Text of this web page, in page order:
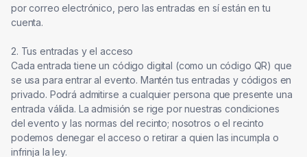
por correo electrónico, pero las entradas en sí están en tu
cuenta.
2. Tus entradas y el acceso
Cada entrada tiene un código digital (como un código QR) que
se usa para entrar al evento. Mantén tus entradas y códigos en
privado. Podrá admitirse a cualquier persona que presente una
entrada válida. La admisión se rige por nuestras condiciones
del evento y las normas del recinto; nosotros o el recinto
podemos denegar el acceso o retirar a quien las incumpla o
infrinja la ley.